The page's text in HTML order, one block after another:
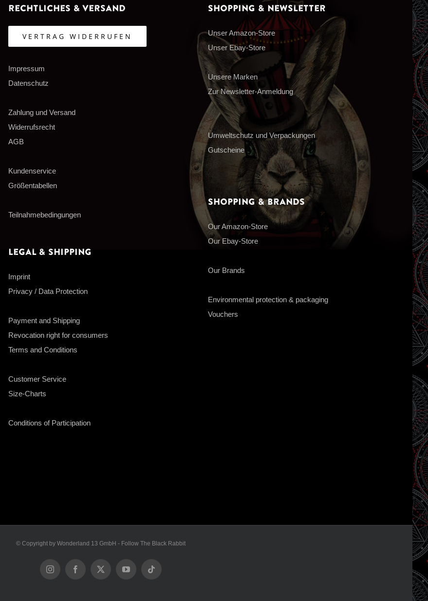
Rechtliches & Versand
VERTRAG WIDERRUFEN
Impressum
Datenschutz
Zahlung und Versand
Widerrufsrecht
AGB
Kundenservice
Größentabellen
Teilnahmebedingungen
Legal & Shipping
Imprint
Privacy / Data Protection
Payment and Shipping
Revocation right for consumers
Terms and Conditions
Customer Service
Size-Charts
Conditions of Participation
Shopping & Newsletter
Unser Amazon-Store
Unser Ebay-Store
Unsere Marken
Zur Newsletter-Anmeldung
Umweltschutz und Verpackungen
Gutscheine
Shopping & Brands
Our Amazon-Store
Our Ebay-Store
Our Brands
Environmental protection & packaging
Vouchers
© Copyright by Wonderland 13 GmbH - Follow The Black Rabbit
InstagramFacebook
X YouTubeTiktok